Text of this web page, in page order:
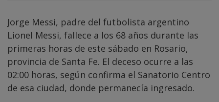
Jorge Messi, padre del futbolista argentino
Lionel Messi, fallece a los 68 años durante las
primeras horas de este sábado en Rosario,
provincia de Santa Fe. El deceso ocurre a las
02:00 horas, según confirma el Sanatorio Centro
de esa ciudad, donde permanecía ingresado.